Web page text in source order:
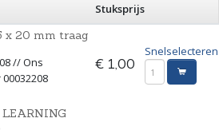
Stuksprijs
x 20 mm traag
// Ons
€ 1,00
Snelselecteren